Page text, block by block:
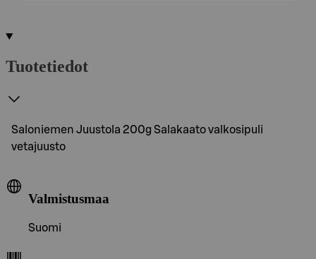
Tuotetiedot
Saloniemen Juustola 200g Salakaato valkosipuli
vetajuusto
Valmistusmaa
Suomi